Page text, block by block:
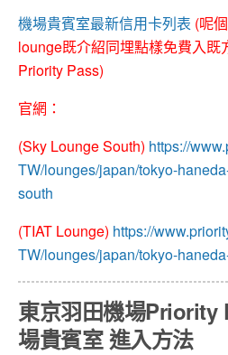
機場貴賓室最新信用卡列表 (呢個
lounge既介紹同埋點樣免費入既
Priority Pass)
官網：
(Sky Lounge South) https://
TW/lounges/japan/tokyo-
south
(TIAT Lounge) https://
TW/lounges/japan/tokyo-
東京羽田機場Priority
場貴賓室 進入方法